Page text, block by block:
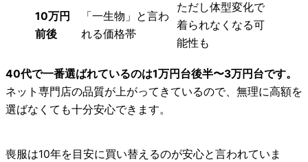
10万円
前後
「一生物」と言わ
れる価格帯
ただし体型変化で
着られなくなる可
能性も
40代で一番選ばれているのは1万円台後半〜3万円台です。
ネット専門店の品質が上がってきているので、無理に高額を
選ばなくても十分安心できます。
喪服は10年を目安に買い替えるのが安心と言われていま